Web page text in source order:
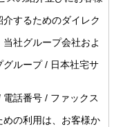
するためのダイレク
社グループ会社およ
ループ / 日本社宅サ
話番号 / ファックス
の利用は、お客様か